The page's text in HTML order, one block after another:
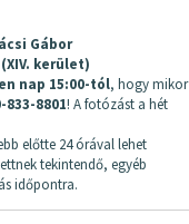
Gábor
kerület)
nap 15:00-tól, hogy mikor
833-8801! A fotózást a hét
előtte 24 órával lehet
tekintendő, egyéb
időpontra.